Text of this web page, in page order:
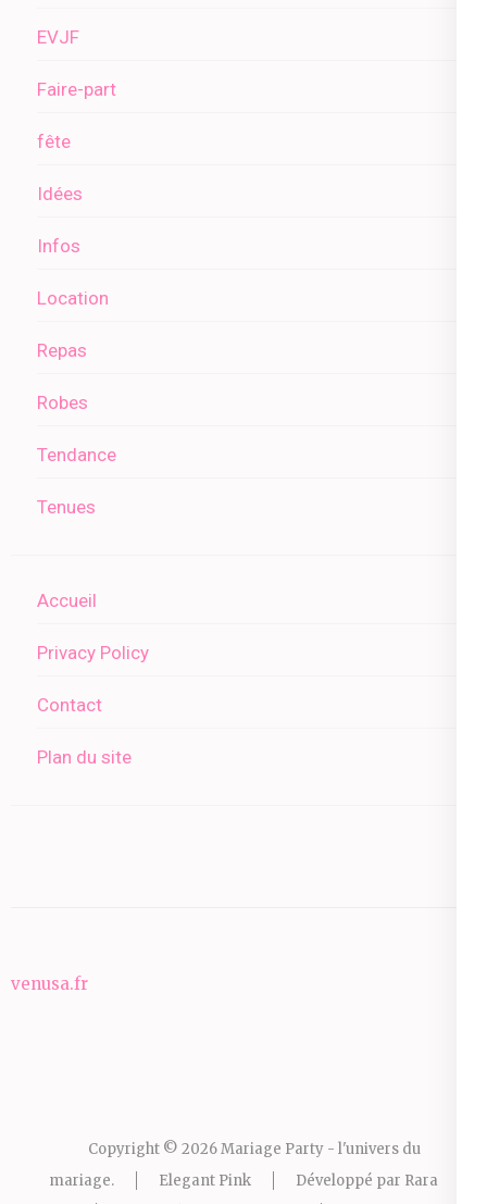
EVJF
Faire-part
fête
Idées
Infos
Location
Repas
Robes
Tendance
Tenues
Accueil
Privacy Policy
Contact
Plan du site
venusa.fr
Copyright © 2026Mariage Party - l'univers du
mariage. Elegant Pink Développé par Rara